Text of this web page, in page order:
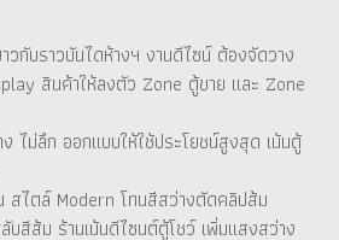
วกับราวบันไดห้างฯ งานดีไซน์ ต้องจัดวาง
สินค้าให้ลงตัว Zone ตู้ขาย และ Zone
ไม่ลึก ออกแบบให้ใช้ประโยชน์สูงสุด เน้นตู้
สไตล์ Modern โทนสีสว่างตัดคลิปส้ม
บสีส้ม ร้านเน้นดีไซนต์ตู้โชว์ เพิ่มแสงสว่าง